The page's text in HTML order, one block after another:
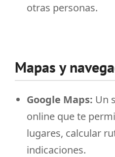
otras personas.
Mapas y
Google Maps: Un
online que te
lugares, calcular
indicaciones.